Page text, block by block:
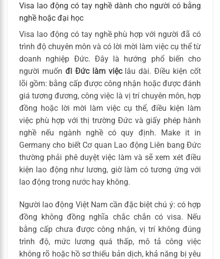
Visa lao động có tay nghề dành cho người có bằng
nghề hoặc đại học
Visa lao động có tay nghề phù hợp với người đã có
trình độ chuyên môn và có lời mời làm việc cụ thể từ
doanh nghiệp Đức. Đây là hướng phổ biến cho
người muốn đi Đức làm việclâu dài. Điều kiện cốt
lõi gồm: bằng cấp được công nhận hoặc được đánh
giá tương đương, công việc là vị trí chuyên môn, hợp
đồng hoặc lời mời làm việc cụ thể, điều kiện làm
việc phù hợp với thị trường Đức và giấy phép hành
nghề nếu ngành nghề có quy định. Make it in
Germany cho biết Cơ quan Lao động Liên bang Đức
thường phải phê duyệt việc làm và sẽ xem xét điều
kiện lao động như lương, giờ làm có tương ứng với
lao động trong nước hay không.
Người lao động Việt Nam cần đặc biệt chú ý: có hợp
đồng không đồng nghĩa chắc chắn có visa. Nếu
bằng cấp chưa được công nhận, vị trí không đúng
trình độ, mức lương quá thấp, mô tả công việc
không rõ hoặc hồ sơ thiếu bản dịch, khả năng bị yêu